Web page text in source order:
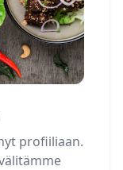
profiiliaan.